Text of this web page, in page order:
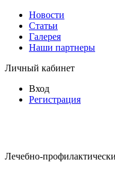
Новости
Статьи
Галерея
Наши партнеры
Личный кабинет
Вход
Регистрация
Лечебно-